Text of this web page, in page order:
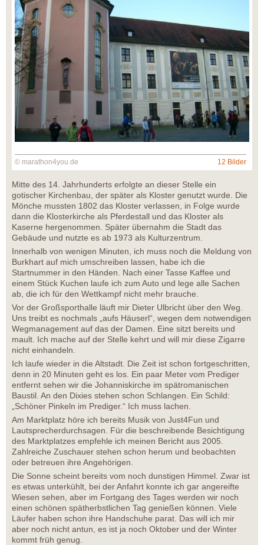
© marathon4you.de 12 Bilder
Mitte des 14. Jahrhunderts erfolgte an dieser Stelle ein
gotischer Kirchenbau, der später als Kloster genutzt wurde. Die
Mönche mussten 1802 das Kloster verlassen, in Folge wurde
dann die Klosterkirche als Pferdestall und das Kloster als
Kaserne hergenommen. Später übernahm die Stadt das
Gebäude und nutzte es ab 1973 als Kulturzentrum.
Innerhalb von wenigen Minuten, ich muss noch die Meldung von
Burkhart auf mich umschreiben lassen, habe ich die
Startnummer in den Händen. Nach einer Tasse Kaffee und
einem Stück Kuchen laufe ich zum Auto und lege alle Sachen
ab, die ich für den Wettkampf nicht mehr brauche.
Vor der Großsporthalle läuft mir Dieter Ulbricht über den Weg.
Uns treibt es nochmals „aufs Häuserl“, wegen dem notwendigen
Wegmanagement auf das der Damen. Eine sitzt bereits und
mault. Ich mache auf der Stelle kehrt und will mir diese Zigarre
nicht einhandeln.
Ich laufe wieder in die Altstadt. Die Zeit ist schon fortgeschritten,
denn in 20 Minuten geht es los. Ein paar Meter vom Prediger
entfernt sehen wir die Johanniskirche im spätromanischen
Baustil. An den Dixies stehen schon Schlangen. Ein Schild:
„Schöner Pinkeln im Prediger.“ Ich muss lachen.
Am Marktplatz höre ich bereits Musik von Just4Fun und
Lautsprecherdurchsagen. Für die beschreibende Besichtigung
des Marktplatzes empfehle ich meinen Bericht aus 2005.
Zahlreiche Zuschauer stehen schon herum und beobachten
oder betreuen ihre Angehörigen.
Die Sonne scheint bereits vom noch dunstigen Himmel. Zwar ist
es etwas unterkühlt, bei der Anfahrt konnte ich gar angereifte
Wiesen sehen, aber im Fortgang des Tages werden wir noch
einen schönen spätherbstlichen Tag genießen können. Viele
Läufer haben schon ihre Handschuhe parat. Das will ich mir
aber noch nicht antun, es ist ja noch Oktober und der Winter
kommt früh genug.